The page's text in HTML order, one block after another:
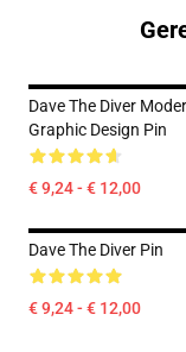
Dave The Diver
Graphic Design Pin
€ 9,24 - € 12,00
Dave The Diver Pin
€ 9,24 - € 12,00